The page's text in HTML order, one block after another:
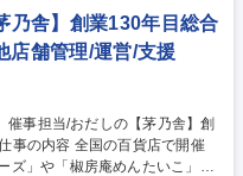
ロを目指すポジションなど、希
乃舎】創業130年目総合
店舗管理/運営/支援
ズ」や「椒房庵めんたいこ」な